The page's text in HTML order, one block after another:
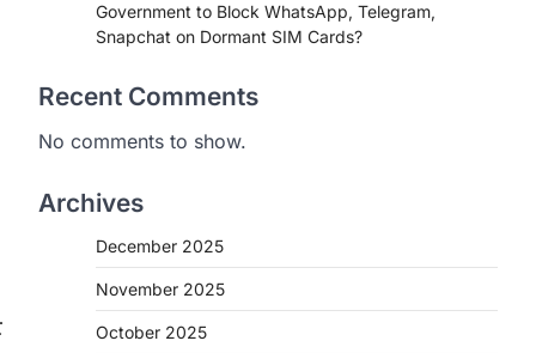
Government to Block WhatsApp, Telegram,
Snapchat on Dormant SIM Cards?
Recent Comments
No comments to show.
Archives
December 2025
November 2025
October 2025